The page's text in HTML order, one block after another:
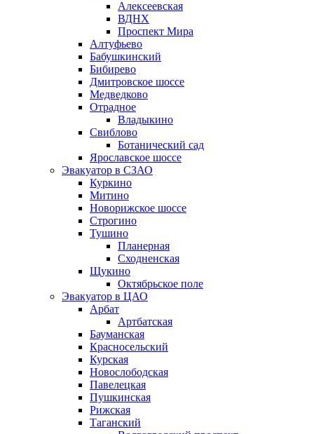
Алексеевская
ВДНХ
Проспект Мира
Алтуфьево
Бабушкинский
Бибирево
Дмитровское шоссе
Медведково
Отрадное
Владыкино
Свиблово
Ботанический сад
Ярославское шоссе
Эвакуатор в СЗАО
Куркино
Митино
Новорижское шоссе
Строгино
Тушино
Планерная
Сходненская
Щукино
Октябрьское поле
Эвакуатор в ЦАО
Арбат
Артбатская
Бауманская
Красносельский
Курская
Новослободская
Павелецкая
Пушкинская
Рижская
Таганский